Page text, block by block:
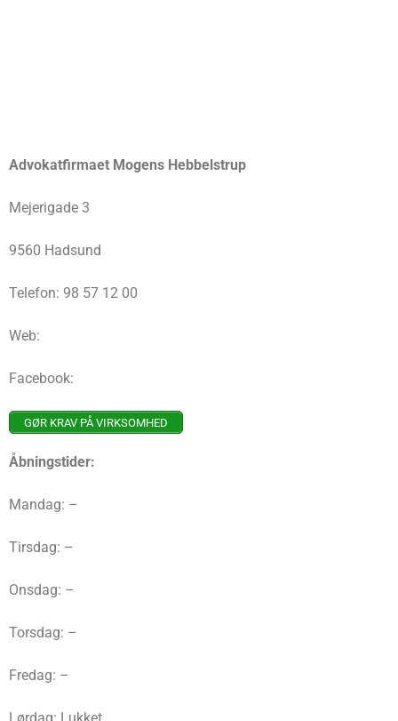
Advokatfirmaet Mogens Hebbelstrup
Mejerigade 3
9560 Hadsund
Telefon: 98 57 12 00
Web:
Facebook:
GØR KRAV PÅ VIRKSOMHED
Åbningstider:
Mandag: –
Tirsdag: –
Onsdag: –
Torsdag: –
Fredag: –